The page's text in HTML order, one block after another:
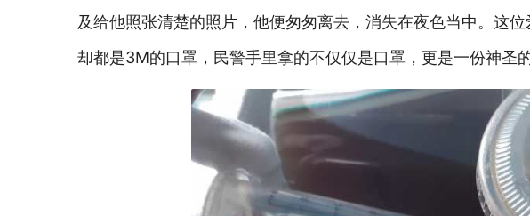
及给他照张清楚的照片，他便匆匆离去，消失在夜色当中。这
却都是3M的口罩，民警手里拿的不仅仅是口罩，更是一份神圣